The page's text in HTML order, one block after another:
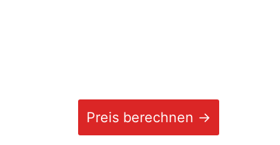
Preis berechnen →